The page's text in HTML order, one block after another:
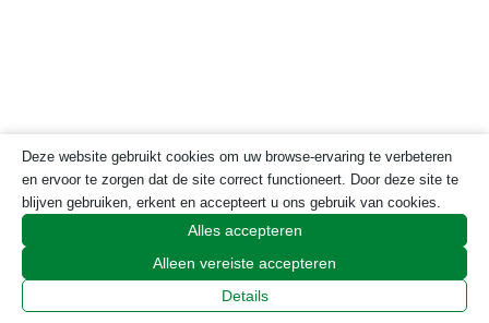
Footer
Over Portugal Portal
Deze website gebruikt cookies om uw browse-ervaring te verbeteren
en ervoor te zorgen dat de site correct functioneert. Door deze site te
blijven gebruiken, erkent en accepteert u ons gebruik van cookies.
Alles accepteren
Alleen vereiste accepteren
Details